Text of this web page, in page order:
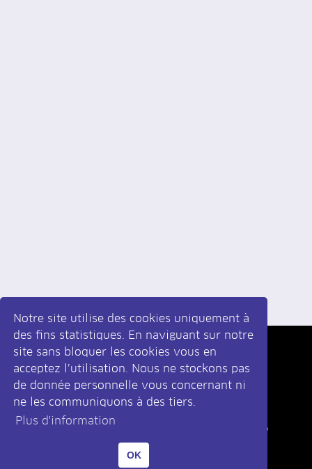
Notre site utilise des cookies uniquement à
des fins statistiques. En naviguant sur notre
site sans bloquer les cookies vous en
acceptez l’utilisation. Nous ne stockons pas
de donnée personnelle vous concernant ni
ne les communiquons à des tiers.
Plus d'information
OK
Inscrivez-vousà la newsletter
Design par krolstudio